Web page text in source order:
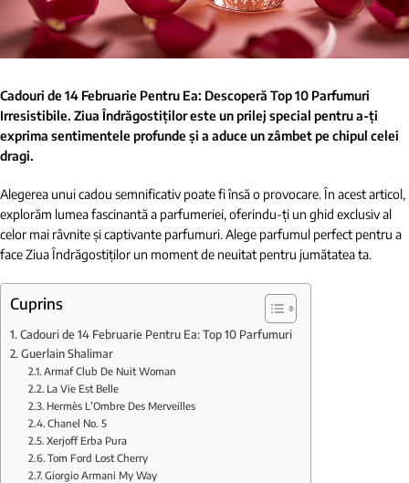
Cadouri de 14 Februarie Pentru Ea: Descoperă Top 10 Parfumuri
Irresistibile. Ziua Îndrăgostiților este un prilej special pentru a-ți
exprima sentimentele profunde și a aduce un zâmbet pe chipul celei
dragi.
Alegerea unui cadou semnificativ poate fi însă o provocare. În acest articol,
explorăm lumea fascinantă a parfumeriei, oferindu-ți un ghid exclusiv al
celor mai râvnite și captivante parfumuri. Alege parfumul perfect pentru a
face Ziua Îndrăgostiților un moment de neuitat pentru jumătatea ta.
Cuprins
Cadouri de 14 Februarie Pentru Ea: Top 10 Parfumuri
Guerlain Shalimar
Armaf Club De Nuit Woman
La Vie Est Belle
Hermès L’Ombre Des Merveilles
Chanel No. 5
Xerjoff Erba Pura
Tom Ford Lost Cherry
Giorgio Armani My Way